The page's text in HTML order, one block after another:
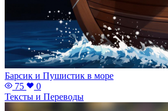
Барсик и Пушистик в море
75
0
Тексты и Переводы